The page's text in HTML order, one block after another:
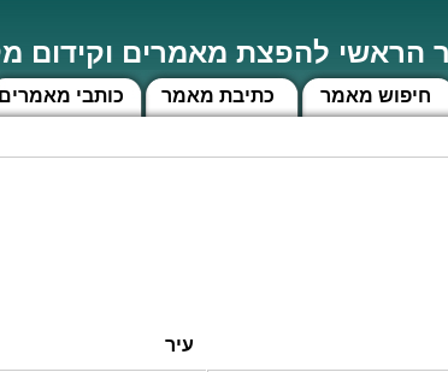
להפצת מאמרים וקידום
כותבי מאמרים כתיבת מאמר חיפוש מאמר
עיר